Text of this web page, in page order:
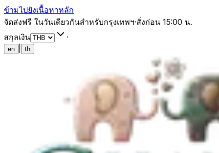
ข้ามไปยังเนื้อหาหลัก
จัดส่งฟรี ในวันเดียวกันสำหรับกรุงเทพฯ·สั่งก่อน 15:00 น.
สกุลเงิน
·
en th